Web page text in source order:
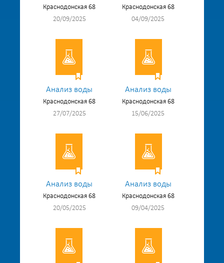
Краснодонская 68
20/09/2025
Краснодонская 68
04/09/2025
Анализ воды
Краснодонская 68
27/07/2025
Анализ воды
Краснодонская 68
15/06/2025
Анализ воды
Краснодонская 68
20/05/2025
Анализ воды
Краснодонская 68
09/04/2025